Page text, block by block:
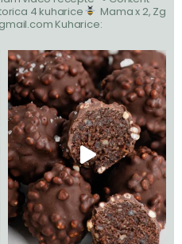
4 kuharice
Mama x 2, Zg
Kuharice: